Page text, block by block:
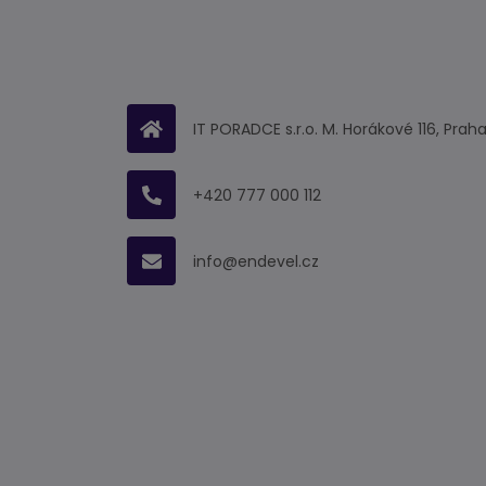
IT PORADCE s.r.o. M. Horákové 116,
+420 777 000 112
info@endevel.cz